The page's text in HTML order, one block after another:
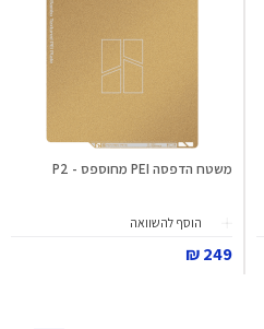
משטח הדפסה PEI מחוספס - P2
הוסף להשוואה
249 ₪